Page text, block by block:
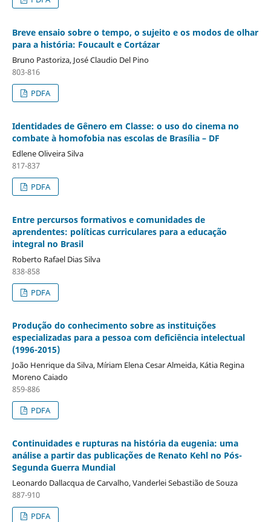
Breve ensaio sobre o tempo, o sujeito e os modos de olhar
para a história: Foucault e Cortázar
Bruno Pastoriza, José Claudio Del Pino
803-816
PDFA
Identidades de Gênero em Classe: o uso do cinema no
combate à homofobia nas escolas de Brasília – DF
Edlene Oliveira Silva
817-837
PDFA
Entre percursos formativos e comunidades de
aprendentes: políticas curriculares para a educação
integral no Brasil
Roberto Rafael Dias Silva
838-858
PDFA
Produção do conhecimento sobre as instituições
especializadas para a pessoa com deficiência intelectual
(1996-2015)
João Henrique da Silva, Míriam Elena Cesar Almeida, Kátia Regina
Moreno Caiado
859-886
PDFA
Continuidades e rupturas na história da eugenia: uma
análise a partir das publicações de Renato Kehl no Pós-
Segunda Guerra Mundial
Leonardo Dallacqua de Carvalho, Vanderlei Sebastião de Souza
887-910
PDFA